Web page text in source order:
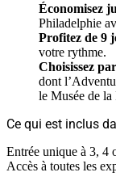
Économisez
Philadelphie
Profitez de 9
votre rythme.
Choisissez
dont
le Musée de
Ce qui est inclus
Entrée unique à 3, 4
Accès à toutes les